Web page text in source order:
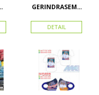
GERINDRASEMU
DETAIL